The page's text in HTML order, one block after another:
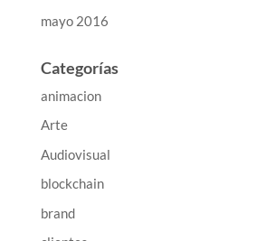
mayo 2016
Categorías
animacion
Arte
Audiovisual
blockchain
brand